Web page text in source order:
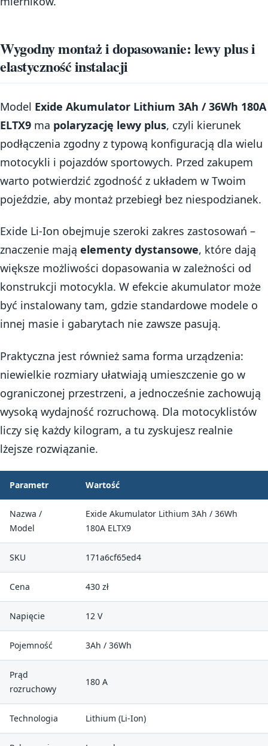
Wygodny montaż i dopasowanie: lewy plus i
elastyczność instalacji
Model Exide Akumulator Lithium 3Ah / 36Wh 180A
ELTX9 ma polaryzację lewy plus, czyli kierunek
podłączenia zgodny z typową konfiguracją dla wielu
motocykli i pojazdów sportowych. Przed zakupem
warto potwierdzić zgodność z układem w Twoim
pojeździe, aby montaż przebiegł bez niespodzianek.
Exide Li-Ion obejmuje szeroki zakres zastosowań –
znaczenie mają elementy dystansowe, które dają
większe możliwości dopasowania w zależności od
konstrukcji motocykla. W efekcie akumulator może
być instalowany tam, gdzie standardowe modele o
innej masie i gabarytach nie zawsze pasują.
Praktyczna jest również sama forma urządzenia:
niewielkie rozmiary ułatwiają umieszczenie go w
ograniczonej przestrzeni, a jednocześnie zachowują
wysoką wydajność rozruchową. Dla motocyklistów
liczy się każdy kilogram, a tu zyskujesz realnie
lżejsze rozwiązanie.
Parametr Wartość
Nazwa /
Model
Exide Akumulator Lithium 3Ah / 36Wh
180A ELTX9
SKU 171a6cf65ed4
Cena 430 zł
Napięcie 12 V
Pojemność 3Ah / 36Wh
Prąd
rozruchowy
180 A
Technologia Lithium (Li-Ion)